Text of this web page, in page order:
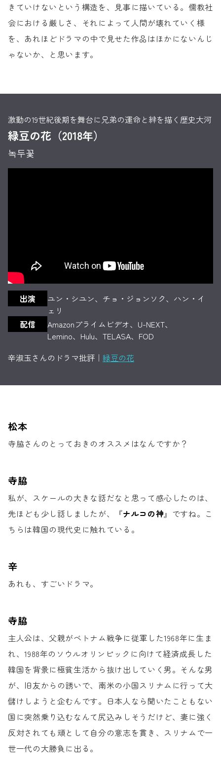
きていけないという構造を、
見事に描いている。 儒教社
会における厳しさ、 それによって人間が壊れていく様
を、 あれほどドラマの中で見せた作品はほかにないんじ
ゃないか、と思います。
激動の19世紀後期を舞台に兄弟の運命と絆を描く歴史大河
緑豆の花（2018年）
녹두꽃
出演
ユン・シユン、チョ・ジョンソク、ハン・イ
ェリ
配信
Amazonプライムビデオ、U-NEXT、
Lemino、Hulu、TELASA、FOD
辛淑玉さんのドラマ批評｜ 緑豆の花
松本
寺脇さんの とっておきのオススメはなんですか？
寺脇
私が、スケールの大きな話だなと 思って感心したのは、
先ほども少し話しましたが、
『ナルコの神』ですね。 こ
ちらは韓国の現代史に触れている。
辛
あれも、すごいドラマ。
寺脇
主人公は、 父親がベトナム戦争に従軍した1968年に生ま
れ、1988年のソウルオリンピックに向けて経済成長した
韓国を背景に極貧生活から抜け出していく男。 そんな男
が、旧友からの誘いで、 南米の小国スリナムに行って大
儲けしようと企むんです。 日本人なら聞いたこともない
国に突然乗り込むなんて尻込みしそうだけど、 妻に強く
反対されても 頑として自分の意志を貫き、 スリナムで一
世一代の大勝負に出る。